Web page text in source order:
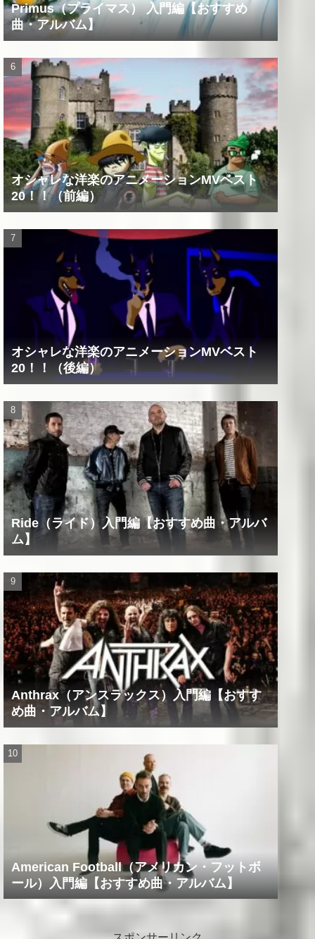
Primus（プライマス） 入門編【おすすめ
曲・アルバム】
オシャレな洋楽のアニメーションMVベスト
20！！（前編）
オシャレな洋楽のアニメーションMVベスト
20！！（後編）
Ride（ライド）入門編【おすすめ曲・アルバ
ム】
Anthrax（アンスラックス）入門編【おすす
め曲・アルバム】
American Football（アメリカン・フットボ
ール）入門編【おすすめ曲・アルバム】